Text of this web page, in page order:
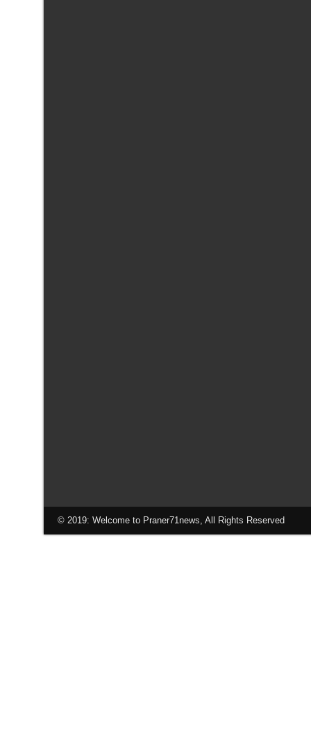
© 2019: Welcome to Praner71news, All Rights Reserved